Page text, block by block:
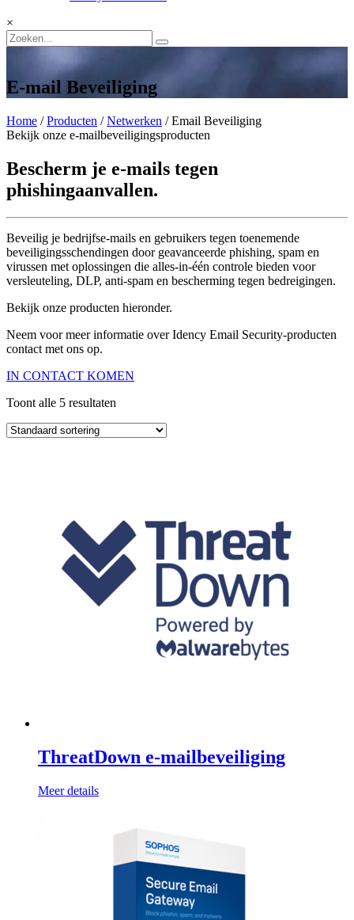
×
E-mail Beveiliging
Home /Producten /Netwerken / Email Beveiliging
Bekijk onze e-mailbeveiligingsproducten
Bescherm je e-mails tegen
phishingaanvallen.
Beveilig je bedrijfse-mails en gebruikers tegen toenemende
beveiligingsschendingen door geavanceerde phishing, spam en
virussen met oplossingen die alles-in-één controle bieden voor
versleuteling, DLP, anti-spam en bescherming tegen bedreigingen.
Bekijk onze producten hieronder.
Neem voor meer informatie over Idency Email Security-producten
contact met ons op.
IN CONTACT KOMEN
Toont alle 5 resultaten
ThreatDown e-mailbeveiliging
Meer details